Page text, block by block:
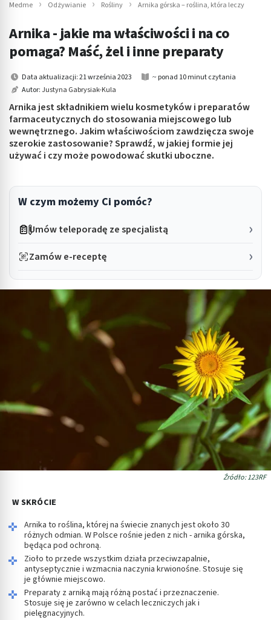
Medme Odżywianie Rośliny Arnika górska – roślina, która leczy
Arnika - jakie ma właściwości i na co
pomaga? Maść, żel i inne preparaty
Data aktualizacji: 21 września 2023
~ ponad 10 minut czytania
Autor:Justyna Gabrysiak-Kula
Arnika jest składnikiem wielu kosmetyków i preparatów
farmaceutycznych do stosowania miejscowego lub
wewnętrznego. Jakim właściwościom zawdzięcza swoje
szerokie zastosowanie? Sprawdź, w jakiej formie jej
używać i czy może powodować skutki uboczne.
W czym możemy Ci pomóc?
Umów teleporadę ze specjalistą
Zamów e-receptę
Źródło: 123RF
W SKRÓCIE
Arnika to roślina, której na świecie znanych jest około 30
różnych odmian. W Polsce rośnie jeden z nich - arnika górska,
będąca pod ochroną.
Zioło to przede wszystkim działa przeciwzapalnie,
antyseptycznie i wzmacnia naczynia krwionośne. Stosuje się
je głównie miejscowo.
Preparaty z arniką mają różną postać i przeznaczenie.
Stosuje się je zarówno w celach leczniczych jak i
pielęgnacyjnych.